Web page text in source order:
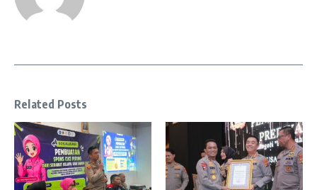
Related Posts